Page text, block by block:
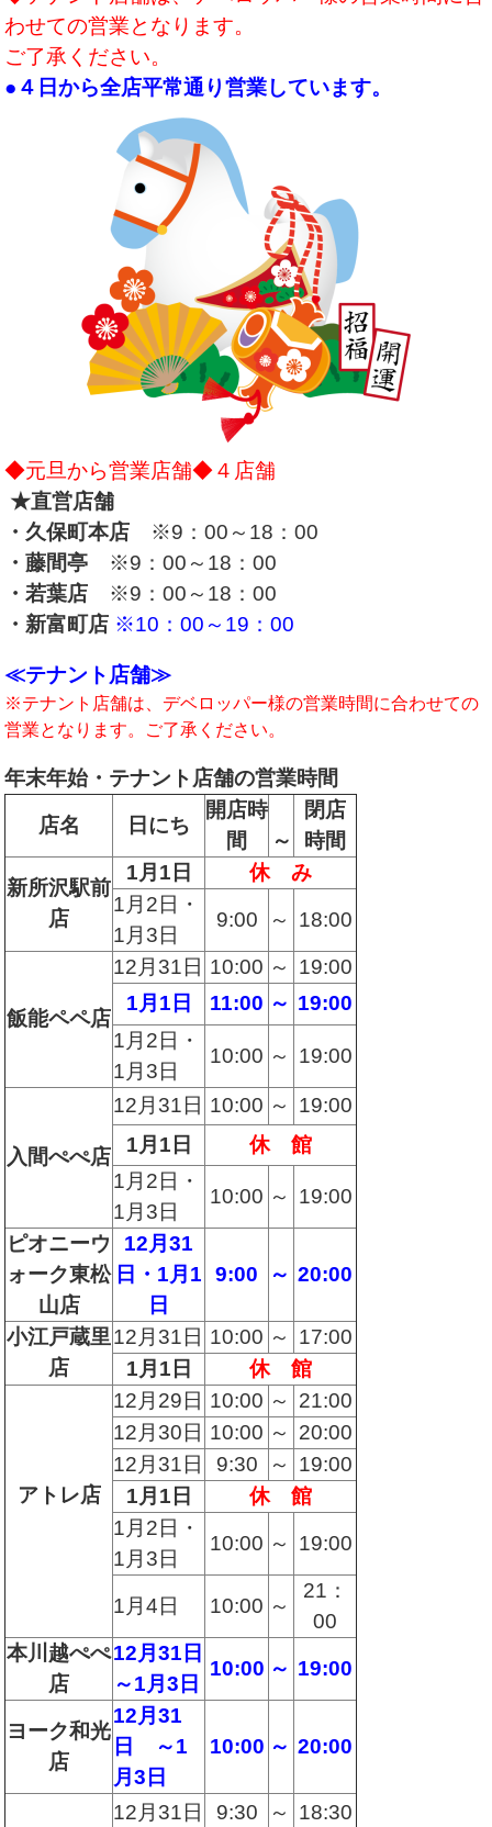
わせての営業となります。
ご了承ください。
●４日から全店平常通り営業しています。
◆元旦から営業店舗◆４店舗
★直営店舗
・久保町本店 ※9：00～18：00
・藤間亭 ※9：00～18：00
・若葉店 ※9：00～18：00
・新富町店 ※10：00～19：00
≪テナント店舗≫
※テナント店舗は、デベロッパー様の営業時間に合わせての
営業となります。 ご了承ください。
年末年始・テナント店舗の営業時間
店名 日にち
開店時
間
～
閉店
時間
新所沢駅前
店
1月1日
休 み
1月2日・
1月3日
9:00 ～ 18:00
飯能ペペ店
12月31日 10:00 ～
19:00
1月1日
11:00 ～ 19:00
1月2日・
1月3日
10:00 ～ 19:00
入間ぺぺ店
12月31日 10:00 ～
19:00
1月1日
休 館
1月2日・
1月3日
10:00 ～ 19:00
ピオニーウ
ォーク東松
山店
12月31
日・1月1
日
9:00 ～ 20:00
小江戸蔵里
店
12月31日 10:00 ～
17:00
1月1日
休 館
アトレ店
12月29日 10:00 ～
21:00
12月30日 10:00 ～
20:00
12月31日
9:30 ～
19:00
1月1日
休 館
1月2日・
1月3日
10:00 ～ 19:00
1月4日 10:00 ～
21：
00
本川越ぺぺ
店
12月31日
～1月3日
10:00 ～ 19:00
ヨーク和光
店
12月31
日 ～1
月3日
10:00 ～ 20:00
12月31日 9:30 ～
18:30